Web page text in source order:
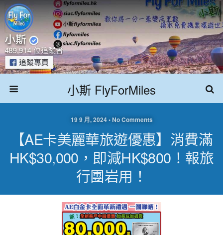
小斯 FlyForMiles
19 9 月, 2024 • No Comments
【AE卡美麗華旅遊優惠】消費滿
HK$30,000，即減HK$800！報旅
行團岩用！